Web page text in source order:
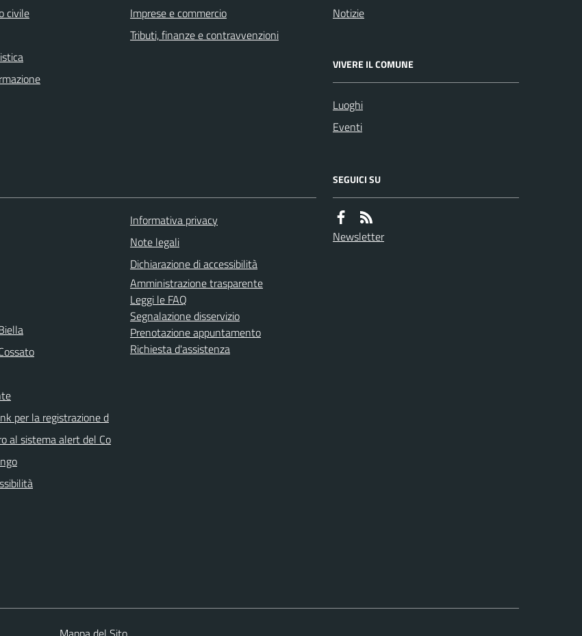
civile
Imprese e commercio
Tributi, finanze e contravvenzioni
Notizie
VIVERE IL COMUNE
Luoghi
Eventi
per la registrazione d
al sistema alert del Co
Informativa privacy
Note legali
Dichiarazione di accessibilità
Amministrazione trasparente
Leggi le FAQ
Segnalazione disservizio
Prenotazione appuntamento
Richiesta d'assistenza
SEGUICI SU
Newsletter